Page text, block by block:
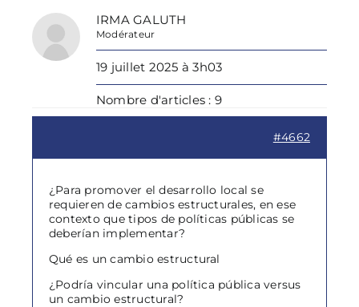
IRMA GALUTH
Modérateur
19 juillet 2025 à 3h03
Nombre d'articles : 9
#4662
¿Para promover el desarrollo local se
requieren de cambios estructurales, en ese
contexto que tipos de políticas públicas se
deberían implementar?
Qué es un cambio estructural
¿Podría vincular una política pública versus
un cambio estructural?